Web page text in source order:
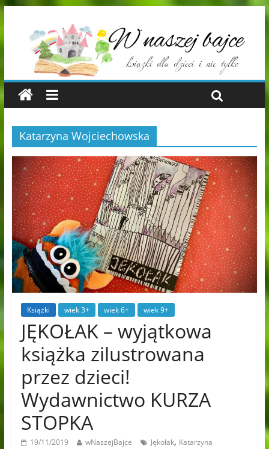
Katarzyna Wojciechowska
Książki wiek 3+ wiek 6+ wiek 9+
JĘKOŁAK – wyjątkowa
książka zilustrowana
przez dzieci!
Wydawnictwo KURZA
STOPKA
19/11/2019 wNaszejBajce Jękołak, Katarzyna